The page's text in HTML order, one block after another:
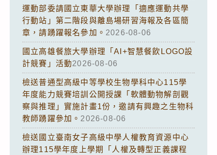
運動部委請國立東華大學辦理「適應運動共學
行動站」第二階段與離島場研習海報及各區簡
章，請踴躍報名參加。 2026-08-06
國立高雄餐旅大學辦理「AI+智慧餐飲LOGO設
計競賽」活動2026-08-06
檢送普通型高級中等學校生物學科中心115學
年度能力競賽培訓公開授課「軟體動物解剖觀
察與推理」實施計畫1份，邀請有興趣之生物科
教師踴躍參加。 2026-08-06
檢送國立臺南女子高級中學人權教育資源中心
辦理115學年度上學期「人權及轉型正義課程